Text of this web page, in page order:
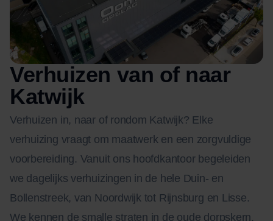
Verhuizen van of naar
Katwijk
Verhuizen in, naar of rondom Katwijk? Elke
verhuizing vraagt om maatwerk en een zorgvuldige
voorbereiding. Vanuit ons hoofdkantoor begeleiden
we dagelijks verhuizingen in de hele Duin- en
Bollenstreek, van Noordwijk tot Rijnsburg en Lisse.
We kennen de smalle straten in de oude dorpskern,